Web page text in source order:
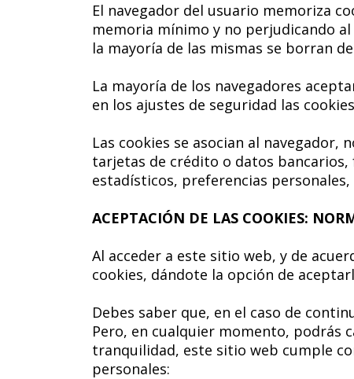
El navegador del usuario memoriza
memoria mínimo y no perjudicando
la mayoría de las mismas se borran
La mayoría de los navegadores
en los ajustes de seguridad las
Las cookies se asocian al
tarjetas de crédito o datos
estadísticos, preferencias
ACEPTACIÓN DE LAS COOKIES:
Al acceder a este sitio web, y de
cookies, dándote la opción de
Debes saber que, en el caso de
Pero, en cualquier momento, podrás
tranquilidad, este sitio web cumple
personales: